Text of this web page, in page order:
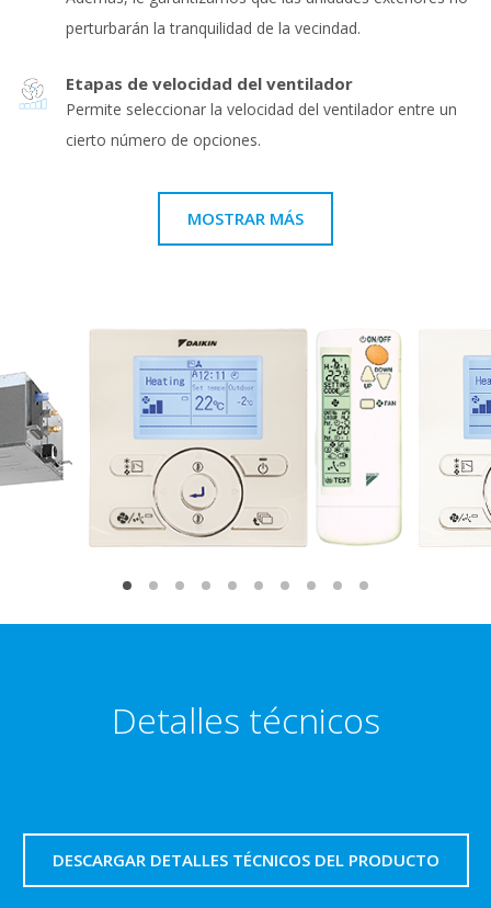
perturbarán la tranquilidad de la vecindad.
Etapas de velocidad del ventilador
Permite seleccionar la velocidad del ventilador entre un
cierto número de opciones.
MOSTRAR MÁS
Detalles técnicos
DESCARGAR DETALLES TÉCNICOS DEL PRODUCTO